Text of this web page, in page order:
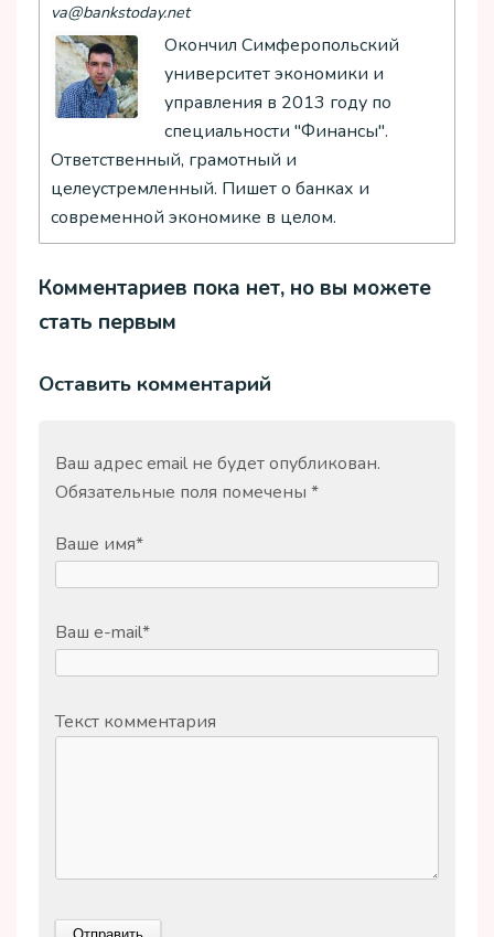
va@bankstoday.net
Окончил Симферопольский
университет экономики и
управления в 2013 году по
специальности "Финансы".
Ответственный, грамотный и
целеустремленный. Пишет о банках и
современной экономике в целом.
Комментариев пока нет, но вы можете
стать первым
Оставить комментарий
Ваш адрес email не будет опубликован.
Обязательные поля помечены *
Ваше имя*
Ваш e-mail*
Текст комментария